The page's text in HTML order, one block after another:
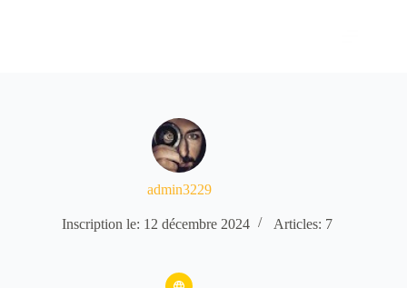
admin3229
Inscription le: 12 décembre 2024 Articles: 7